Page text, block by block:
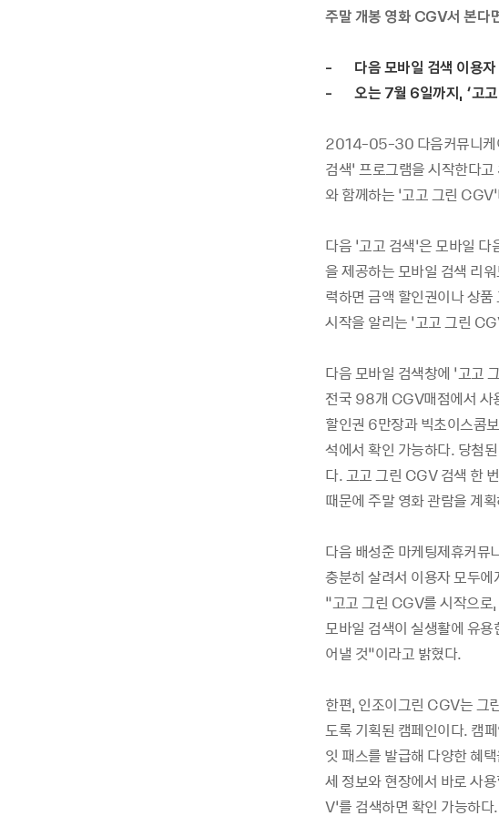
주말 개봉 영화 CGV서 본다
- 다음 모바일 검색 이용자
- 오는 7월 6일까지, ‘고고
2014-05-30 다음커뮤니케
검색’ 프로그램을 시작한다
와 함께하는 ‘고고 그린
다음 ‘고고 검색’은 모바일
을 제공하는 모바일 검색 리
력하면 금액 할인권이나 상
시작을 알리는 ‘고고 그린
다음 모바일 검색창에 ‘고고
전국 98개 CGV매점에서 사
할인권 6만장과 빅초이스콤
석에서 확인 가능하다. 당첨
다. 고고 그린 CGV 검색 한
때문에 주말 영화 관람을 계
다음 배성준 마케팅제휴커뮤
충분히 살려서 이용자 모두
“고고 그린 CGV를 시작으로
모바일 검색이 실생활에 유
어낼 것”이라고 밝혔다.
한편, 인조이그린 CGV는 그
도록 기획된 캠페인이다. 캠
잇 패스를 발급해 다양한 혜
세 정보와 현장에서 바로 사
V’를 검색하면 확인 가능하다.